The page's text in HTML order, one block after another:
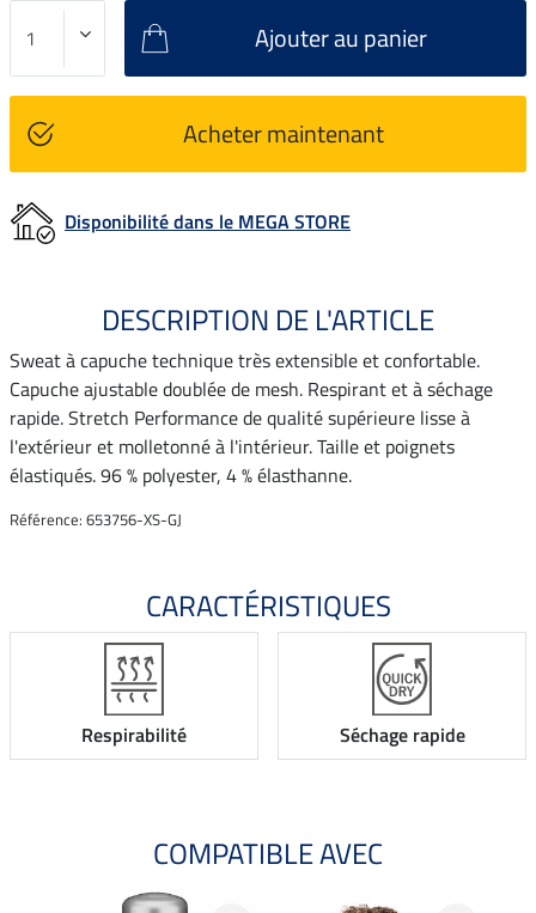
Ajouter au panier
Acheter maintenant
Disponibilité dans le MEGA STORE
DESCRIPTION DE L'ARTICLE
Sweat à capuche technique très extensible et confortable.
Capuche ajustable doublée de mesh. Respirant et à séchage
rapide. Stretch Performance de qualité supérieure lisse à
l'extérieur et molletonné à l'intérieur. Taille et poignets
élastiqués. 96 % polyester, 4 % élasthanne.
Référence: 653756-XS-GJ
CARACTÉRISTIQUES
Respirabilité Séchage rapide
COMPATIBLE AVEC